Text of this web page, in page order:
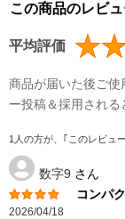
この商品のレビ
平均評価
商品が届いた後ご使
ー投稿＆採用される
1人の方が、｢このレビュ
数字9 さん
コンパ
2026/04/18